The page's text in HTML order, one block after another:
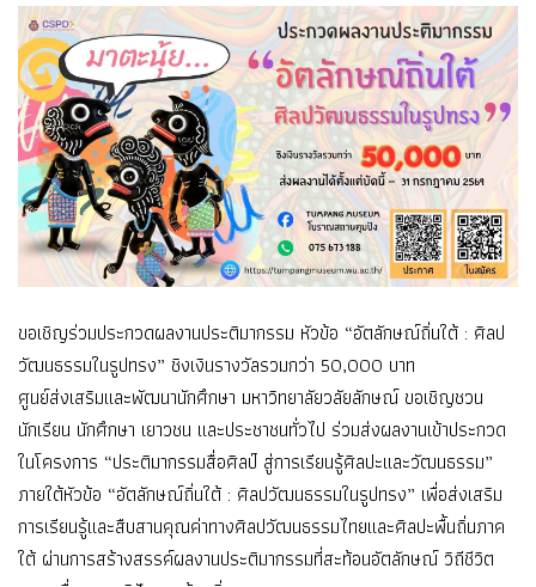
ขอเชิญร่วมประกวดผลงานประติมากรรม หัวข้อ “อัตลักษณ์ถิ่นใต้ : ศิลป
วัฒนธรรมในรูปทรง” ชิงเงินรางวัลรวมกว่า 50,000 บาท
ศูนย์ส่งเสริมและพัฒนานักศึกษา มหาวิทยาลัยวลัยลักษณ์ ขอเชิญชวน
นักเรียน นักศึกษา เยาวชน และประชาชนทั่วไป ร่วมส่งผลงานเข้าประกวด
ในโครงการ “ประติมากรรมสื่อศิลป์ สู่การเรียนรู้ศิลปะและวัฒนธรรม”
ภายใต้หัวข้อ “อัตลักษณ์ถิ่นใต้ : ศิลปวัฒนธรรมในรูปทรง” เพื่อส่งเสริม
การเรียนรู้และสืบสานคุณค่าทางศิลปวัฒนธรรมไทยและศิลปะพื้นถิ่นภาค
ใต้ ผ่านการสร้างสรรค์ผลงานประติมากรรมที่สะท้อนอัตลักษณ์ วิถีชีวิต